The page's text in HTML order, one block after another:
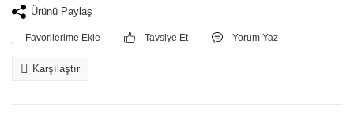
Ürünü Paylaş
Tavsiye Et Yorum Yaz
Karşılaştır